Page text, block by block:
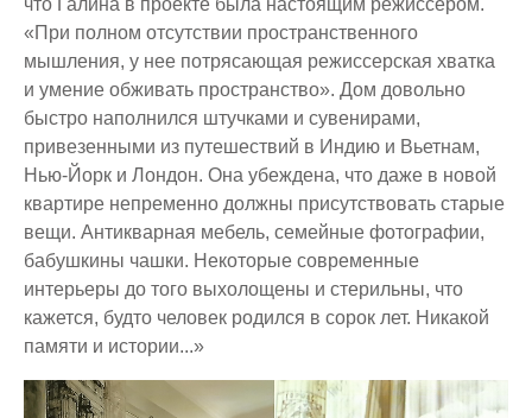
что Галина в проекте была настоящим режиссером.
«При полном отсутствии пространственного
мышления, у нее потрясающая режиссерская хватка
и умение обживать пространство». Дом довольно
быстро наполнился штучками и сувенирами,
привезенными из путешествий в Индию и Вьетнам,
Нью-Йорк и Лондон. Она убеждена, что даже в новой
квартире непременно должны присутствовать старые
вещи. Антикварная мебель, семейные фотографии,
бабушкины чашки. Некоторые современные
интерьеры до того выхолощены и стерильны, что
кажется, будто человек родился в сорок лет. Никакой
памяти и истории...»